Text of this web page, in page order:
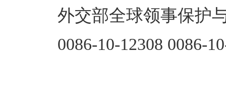
外交部全球领事保护与
0086-10-12308 0086-